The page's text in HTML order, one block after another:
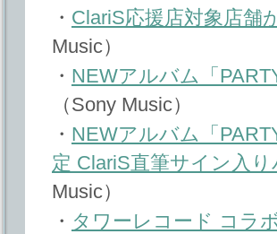
・ ClariS応援店対象店舗
Music）
・ NEWアルバム「
（Sony Music）
・ NEWアルバム「
定 ClariS直筆サイン入
Music）
・ タワーレコード コラ